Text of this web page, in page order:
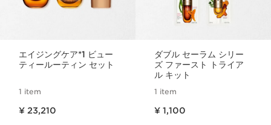
エイジングケア*1 ビュー
ティールーティン セット
1 item
¥ 23,210
ダブル セーラム シリー
ズ ファースト トライア
ル キット
1 item
¥ 1,100